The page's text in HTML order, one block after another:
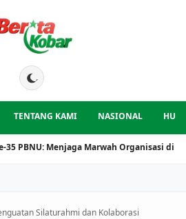
TENTANG KAMI NASIONAL
Menjaga Marwah Organisasi di
Silaturahmi dan Kolaborasi